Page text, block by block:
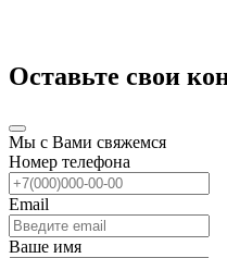
Оставьте свои
Мы с Вами свяжемся
Номер телефона
Email
Ваше имя